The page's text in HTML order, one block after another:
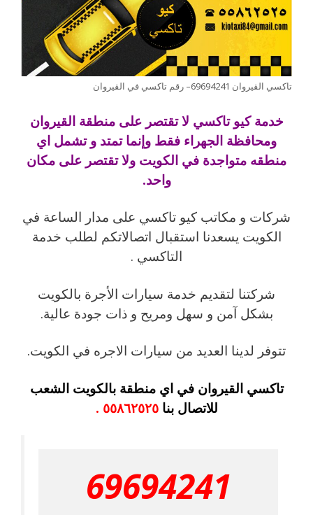
تاكسي القيروان 69694241– رقم تاكسي في القيروان
خدمة كيو تاكسي لا تقتصر على منطقة القيروان
ومحافظة الجهراء فقط وإنما تمتد و تشمل اي
منطقه متواجدة في الكويت ولا تقتصر على مكان
واحد.
شركات و مكاتب كيو تاكسي على مدار الساعة في
الكويت يسعدنا استقبال اتصالاتكم لطلب خدمة
التاكسي .
شركتنا لتقديم خدمة سيارات الأجرة بالكويت
بشكل آمن و سهل ومريح و ذات جودة عالية.
تتوفر لدينا العديد من سيارات الاجره في الكويت.
تاكسي القيروان في اي منطقة بالكويت الشعب
للاتصال بنا٥٥٨٦٢٥٢٥ .
69694241